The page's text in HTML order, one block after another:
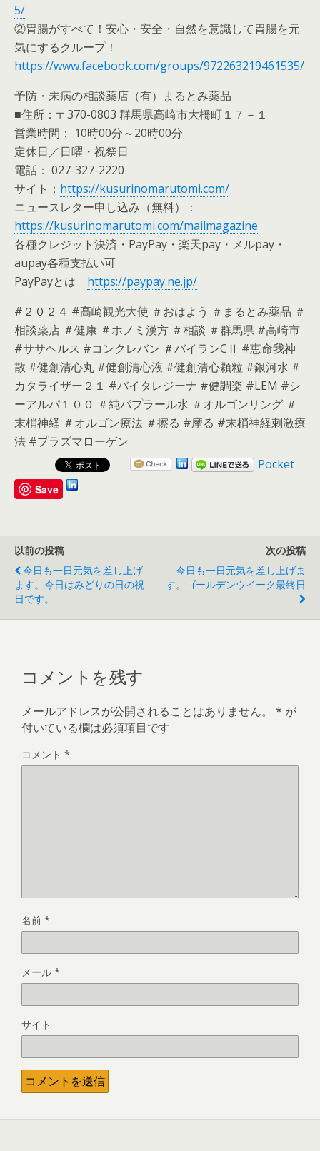
5/
②胃腸がすべて！安心・安全・自然を意識して胃腸を元
気にするクループ！
https://www.facebook.com/groups/972263219461535/
予防・未病の相談薬店（有）まるとみ薬品
■住所：〒370-0803 群馬県高崎市大橋町１７－１
営業時間： 10時00分～20時00分
定休日／日曜・祝祭日
電話： 027-327-2220
サイト： https://kusurinomarutomi.com/
ニュースレター申し込み（無料）：
https://kusurinomarutomi.com/mailmagazine
各種クレジット決済・PayPay・楽天pay・メルpay・
aupay各種支払い可
PayPayとは https://paypay.ne.jp/
#２０２４ #高崎観光大使 ＃おはよう ＃まるとみ薬品 ＃
相談薬店 ＃健康 ＃ホノミ漢方 ＃相談 ＃群馬県 #高崎市
#ササヘルス #コンクレバン ＃バイランCⅡ #恵命我神
散 #健創清心丸 #健創清心液 #健創清心顆粒 #銀河水 #
カタライザー２１ #バイタレジーナ #健調楽 #LEM #シ
ーアルパ１００ ＃純パプラール水 ＃オルゴンリング ＃
末梢神経 ＃オルゴン療法 ＃擦る #摩る #末梢神経刺激療
法 #プラズマローゲン
Pocket
Save
以前の投稿
今日も一日元気を差し上げ
ます。今日はみどりの日の祝
日です。
次の投稿
今日も一日元気を差し上げま
す。ゴールデンウイーク最終日
コメントを残す
メールアドレスが公開されることはありません。 * が
付いている欄は必須項目です
コメント *
名前 *
メール *
サイト